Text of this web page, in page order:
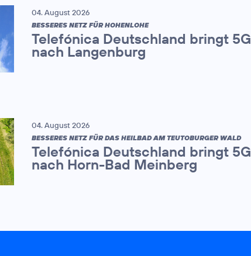
04. August 2026
BESSERES NETZ FÜR HOHENLOHE
Telefónica Deutschland bringt 5G
nach Langenburg
04. August 2026
BESSERES NETZ FÜR DAS HEILBAD AM TEUTOBURGER WALD
Telefónica Deutschland bringt 5G
nach Horn-Bad Meinberg